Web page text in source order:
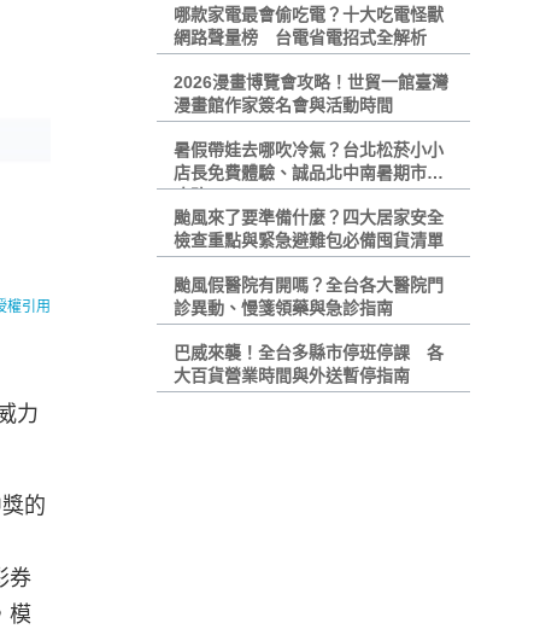
權引用
力
的
券
模
哪款家電最會偷吃電？十大吃電怪獸
網路聲量榜 台電省電招式全解析
2026漫畫博覽會攻略！世貿一館臺灣
漫畫館作家簽名會與活動時間
暑假帶娃去哪吹冷氣？台北松菸小小
店長免費體驗、誠品北中南暑期市集
攻略
颱風來了要準備什麼？四大居家安全
檢查重點與緊急避難包必備囤貨清單
颱風假醫院有開嗎？全台各大醫院門
診異動、慢箋領藥與急診指南
巴威來襲！全台多縣市停班停課 各
大百貨營業時間與外送暫停指南